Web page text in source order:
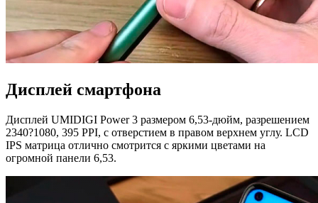
Дисплей смартфона
Дисплей UMIDIGI Power 3 размером 6,53-дюйм, разрешением
2340?1080, 395 PPI, с отверстием в правом верхнем углу. LCD
IPS матрица отлично смотрится с яркими цветами на
огромной панели 6,53.